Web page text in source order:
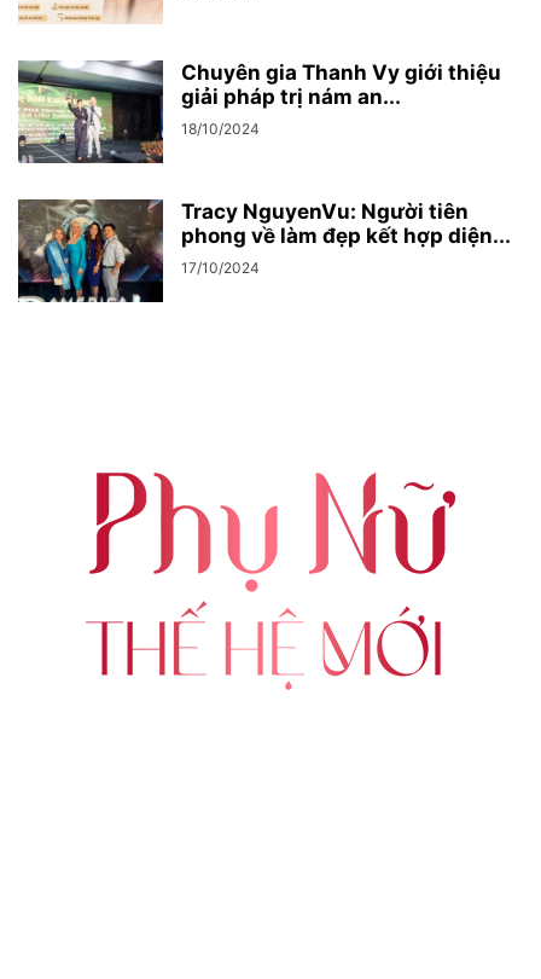
Chuyên gia Thanh Vy giới thiệu
giải pháp trị nám an...
18/10/2024
Tracy NguyenVu: Người tiên
phong về làm đẹp kết hợp diện...
17/10/2024